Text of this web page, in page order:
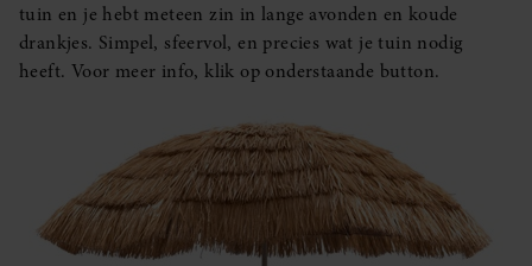
tuin en je hebt meteen zin in lange avonden en koude
drankjes. Simpel, sfeervol, en precies wat je tuin nodig
heeft. Voor meer info, klik op onderstaande button.